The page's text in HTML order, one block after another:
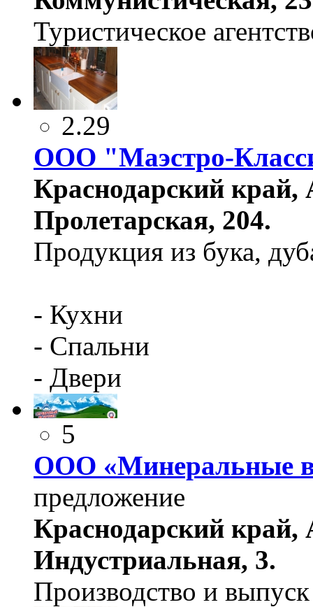
Туристическое
2.29
ООО "Маэстро-
Краснодарский край,
Пролетарская, 204.
Продукция из бука,
- Кухни
- Спальни
- Двери
5
ООО «Минеральные
предложение
Краснодарский край,
Индустриальная, 3.
Производство и